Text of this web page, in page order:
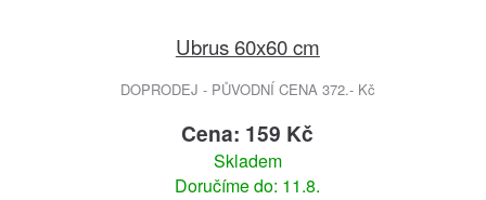
Ubrus 60x60 cm
DOPRODEJ - PŮVODNÍ CENA 372.- Kč
Cena: 159 Kč
Skladem
Doručíme do: 11.8.